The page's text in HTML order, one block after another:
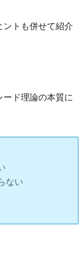
ントも併せて紹介
ド理論の本質に
ない